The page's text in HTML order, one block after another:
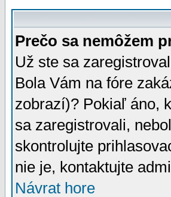
Prečo sa nemôžem
Už ste sa
Bola Vám na fóre
zobrazí)? Pokiaľ áno,
sa zaregistrovali,
skontrolujte
nie je, kontaktujte
Návrat hore